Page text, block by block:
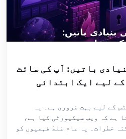
باتیں: آپ کی سائٹ
لیے ایک ابتدائی
کے لیے بہت ضروری ہے۔ یہ
ہے کہ ویب سیکیورٹی کیا ہے،
خطرات۔ یہ عام غلط فہمیوں کو